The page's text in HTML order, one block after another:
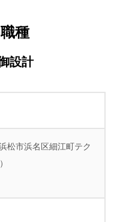
種
設計
松市浜名区細江町テク